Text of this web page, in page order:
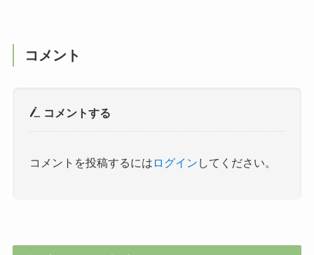
コメント
コメントする
コメントを投稿するには ログイン してください。